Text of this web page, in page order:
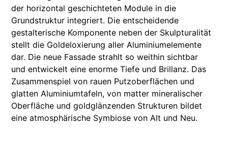
der horizontal geschichteten Module in die
Grundstruktur integriert. Die entscheidende
gestalterische Komponente neben der Skulpturalität
stellt die Goldeloxierung aller Aluminiumelemente
dar. Die neue Fassade strahlt so weithin sichtbar
und entwickelt eine enorme Tiefe und Brillanz. Das
Zusammenspiel von rauen Putzoberflächen und
glatten Aluminiumtafeln, von matter mineralischer
Oberfläche und goldglänzenden Strukturen bildet
eine atmosphärische Symbiose von Alt und Neu.